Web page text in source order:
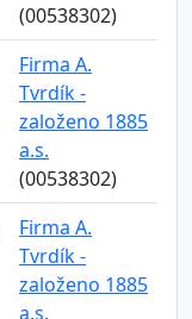
(00538302)
Firma A.
Tvrdík -
založeno 1885
a.s.
(00538302)
Firma A.
Tvrdík -
založeno 1885
a.s.